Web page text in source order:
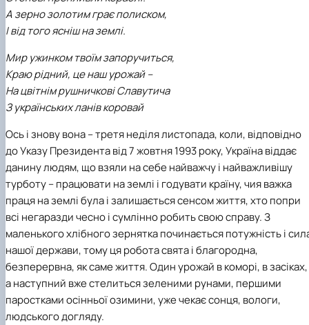
А зерно золотим грає полиском,
І від того ясніш на землі.
Мир ужинком твоїм запоручиться,
Краю рідний, це наш урожай –
На цвітнім рушничкові Славутича
З українських ланів коровай
Ось і знову вона – третя неділя листопада, коли, відповідно
до Указу Президента від 7 жовтня 1993 року, Україна віддає
данину людям, що взяли на себе найважчу і найважливішу
турботу – працювати на землі і годувати країну, чия важка
праця на землі була і залишається сенсом життя, хто попри
всі негаразди чесно і сумлінно робить свою справу. З
маленького хлібного зернятка починається потужність і
нашої держави, тому ця робота свята і благородна,
безперервна, як саме життя. Один урожай в коморі, в засіках,
а наступний вже стелиться зеленими рунами, першими
паростками осінньої озимини, уже чекає сонця, вологи,
людського догляду.